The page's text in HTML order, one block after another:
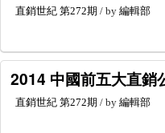
直銷世紀 第272期 / by 編輯部
2014 中國前五大直銷
直銷世紀 第272期 / by 編輯部